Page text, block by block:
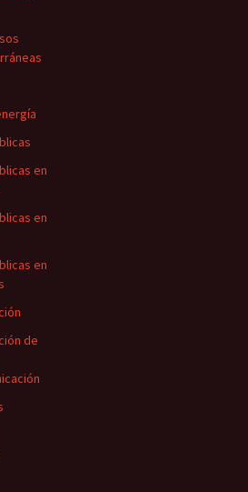
en
en
en
de